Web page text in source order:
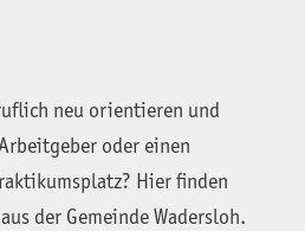
neu orientieren und
oder einen
Hier finden
der Gemeinde Wadersloh.